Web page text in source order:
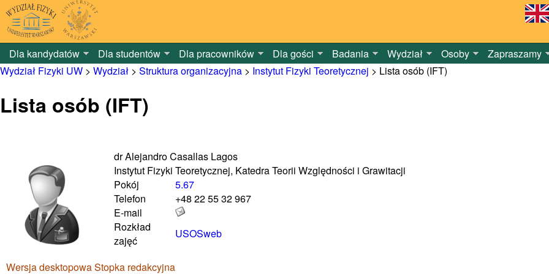
Dla kandydatów Dla studentów Dla pracowników Dla gości Badania Wydział Osoby Zapraszamy
Wydział Fizyki UW > Wydział > Struktura organizacyjna > Instytut Fizyki Teoretycznej > Lista osób (IFT)
Lista osób (IFT)
dr Alejandro Casallas Lagos
Instytut Fizyki Teoretycznej, Katedra Teorii Względności i Grawitacji
Pokój
5.67
Telefon
+48 22 55 32 967
E-mail
Rozkład
zajęć
USOSweb
Wersja desktopowaStopka redakcyjna